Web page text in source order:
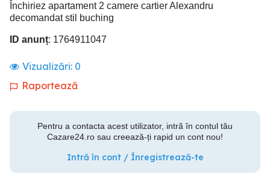
Închiriez apartament 2 camere cartier Alexandru
decomandat stil buching
ID anunț: 1764911047
Vizualizări: 0
Raportează
Pentru a contacta acest utilizator, intră în contul tău
Cazare24.ro sau creează-ți rapid un cont nou!
Intră în cont / Înregistrează-te